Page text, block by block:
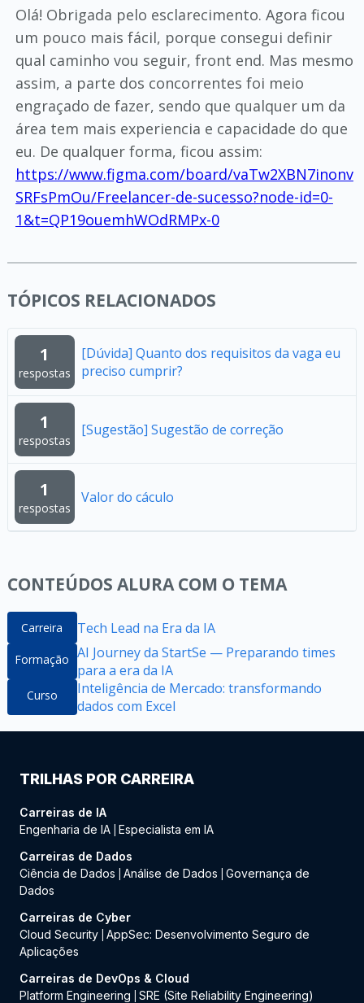
Olá! Obrigada pelo esclarecimento. Agora ficou
um pouco mais fácil, porque consegui definir
qual caminho vou seguir, front end. Mas mesmo
assim, a parte dos concorrentes foi meio
engraçado de fazer, sendo que qualquer um da
área tem mais experiencia e capacidade do que
eu. De qualquer forma, ficou assim:
https://www.figma.com/board/vaTw2XBN7inonv
SRFsPmOu/Freelancer-de-sucesso?node-id=0-
1&t=QP19ouemhWOdRMPx-0
TÓPICOS RELACIONADOS
1
respostas
[Dúvida] Quanto dos requisitos da vaga eu
preciso cumprir?
1
respostas
[Sugestão] Sugestão de correção
1
respostas
Valor do cáculo
CONTEÚDOS ALURA COM O TEMA
Carreira Tech Lead na Era da IA
Formação AI Journey da StartSe — Preparando times
para a era da IA
Curso
Inteligência de Mercado: transformando
dados com Excel
TRILHAS POR CARREIRA
Carreiras de IA
Engenharia de IA Especialista em IA
Carreiras de Dados
Ciência de Dados
Análise de Dados
Governança de
Dados
Carreiras de Cyber
Cloud Security AppSec: Desenvolvimento Seguro de
Aplicações
Carreiras de DevOps & Cloud
Platform Engineering
SRE (Site Reliability Engineering)